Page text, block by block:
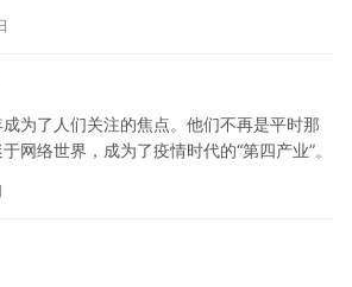
为了人们关注的焦点。他们不再是平时那
网络世界，成为了疫情时代的“第四产业”。